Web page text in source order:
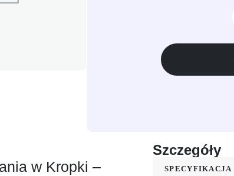
w Kropki –
Szczegóły
SPECYFIKACJA